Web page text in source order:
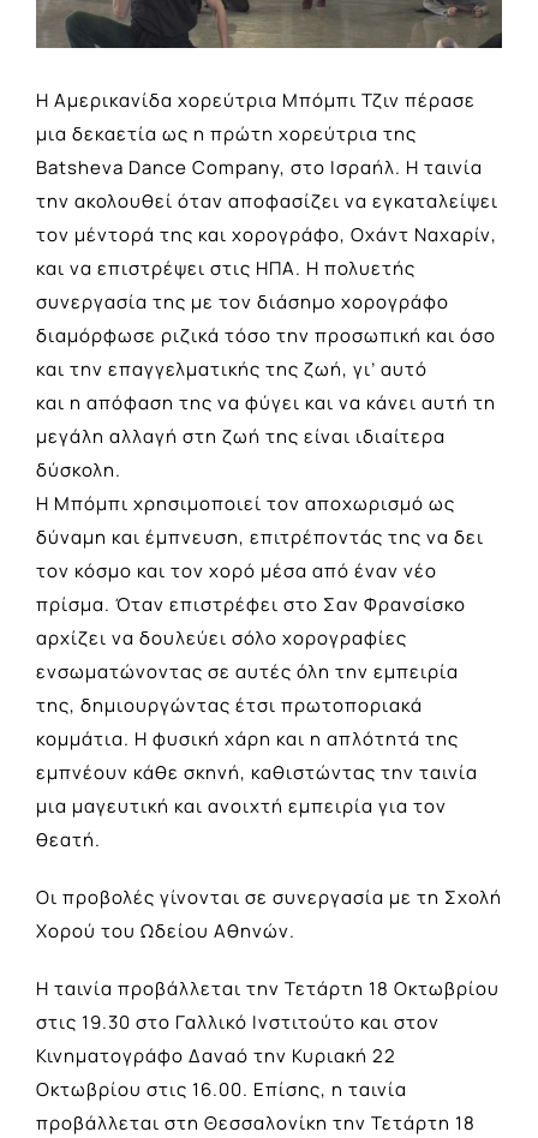
Η Αμερικανίδα χορεύτρια Μπόμπι Τζιν πέρασε
μια δεκαετία ως η πρώτη χορεύτρια της
Batsheva Dance Company, στο Ισραήλ. Η ταινία
την ακολουθεί όταν αποφασίζει να εγκαταλείψει
τον μέντορά της και χορογράφο, Οχάντ Ναχαρίν,
και να επιστρέψει στις ΗΠΑ. Η πολυετής
συνεργασία της με τον διάσημο χορογράφο
διαμόρφωσε ριζικά τόσο την προσωπική και όσο
και την επαγγελματικής της ζωή, γι’ αυτό
και η απόφαση της να φύγει και να κάνει αυτή τη
μεγάλη αλλαγή στη ζωή της είναι ιδιαίτερα
δύσκολη.
H Μπόμπι χρησιμοποιεί τον αποχωρισμό ως
δύναμη και έμπνευση, επιτρέποντάς της να δει
τον κόσμο και τον χορό μέσα από έναν νέο
πρίσμα. Όταν επιστρέφει στο Σαν Φρανσίσκο
αρχίζει να δουλεύει σόλο χορογραφίες
ενσωματώνοντας σε αυτές όλη την εμπειρία
της, δημιουργώντας έτσι πρωτοποριακά
κομμάτια. Η φυσική χάρη και η απλότητά της
εμπνέουν κάθε σκηνή, καθιστώντας την ταινία
μια μαγευτική και ανοιχτή εμπειρία για τον
θεατή.
Οι προβολές γίνονται σε συνεργασία με τη Σχολή
Χορού του Ωδείου Αθηνών.
Η ταινία προβάλλεται την Τετάρτη 18 Οκτωβρίου
στις 19.30 στο Γαλλικό Ινστιτούτο και στον
Κινηματογράφο Δαναό την Κυριακή 22
Οκτωβρίου στις 16.00. Επίσης, η ταινία
προβάλλεται στη Θεσσαλονίκη την Τετάρτη 18